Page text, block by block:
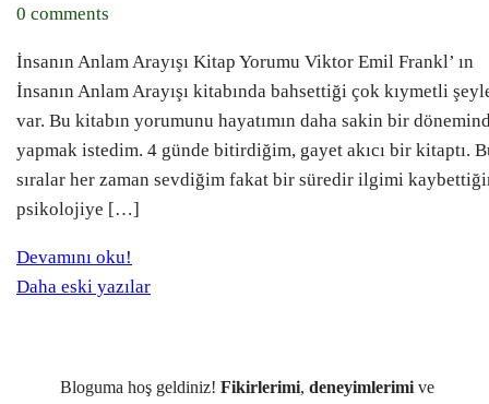
0 comments
İnsanın Anlam Arayışı Kitap Yorumu Viktor Emil Frankl’ ın
İnsanın Anlam Arayışı kitabında bahsettiği çok kıymetli
var. Bu kitabın yorumunu hayatımın daha sakin bir
yapmak istedim. 4 günde bitirdiğim, gayet akıcı bir kitaptı.
sıralar her zaman sevdiğim fakat bir süredir ilgimi
psikolojiye […]
Devamını oku!
Yazı
Daha eski yazılar
Bloguma hoş geldiniz! Fikirlerimi, deneyimlerimive